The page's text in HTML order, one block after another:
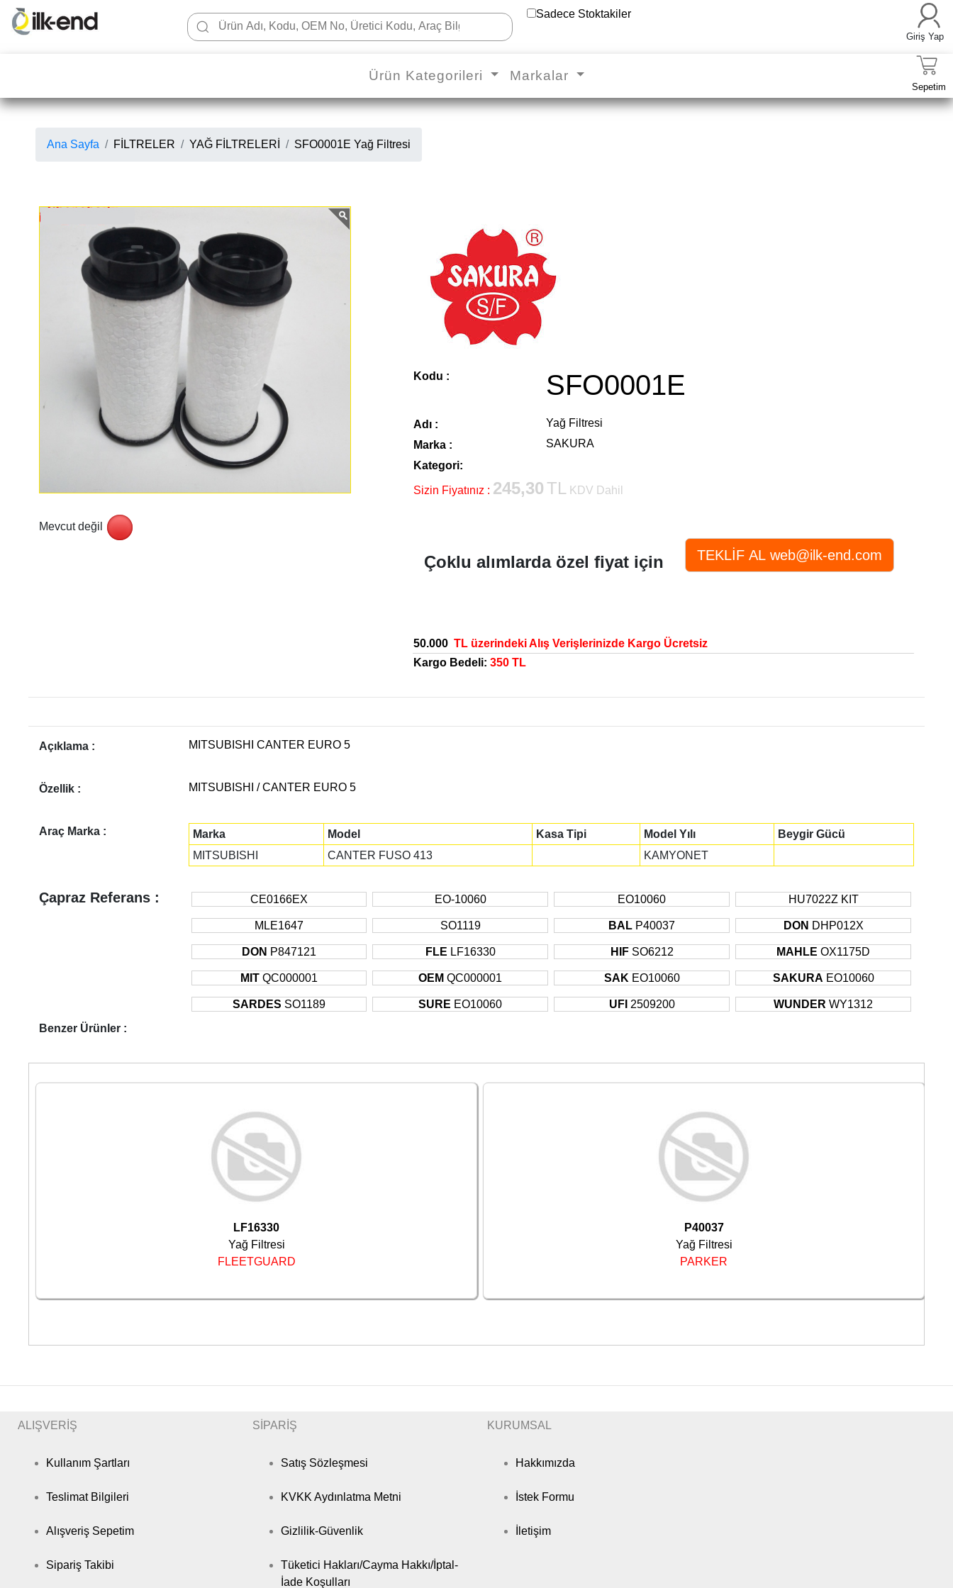
Sadece Stoktakiler
Giriş Yap
Ürün Kategorileri Markalar
Sepetim
Ana Sayfa FİLTRELER YAĞ FİLTRELERİ SFO0001E Yağ Filtresi
Mevcut değil
Kodu : SFO0001E
Adı :
Yağ Filtresi
Marka :
SAKURA
Kategori:
Sizin Fiyatınız : 245,30 TL KDV Dahil
Çoklu alımlarda özel fiyat için
50.000TL üzerindeki Alış Verişlerinizde Kargo Ücretsiz
Kargo Bedeli: 350 TL
Açıklama : MITSUBISHI CANTER EURO 5
Özellik : MITSUBISHI / CANTER EURO 5
Araç Marka : Marka Model Kasa Tipi Model Yılı
Beygir Gücü
MITSUBISHI
CANTER FUSO 413 KAMYONET
Çapraz Referans : CE0166EX EO-10060 EO10060 HU7022Z KIT
MLE1647 SO1119 BAL P40037 DON DHP012X
DON P847121 FLE LF16330 HIF SO6212 MAHLE OX1175D
MIT QC000001 OEM QC000001 SAK EO10060 SAKURA EO10060
SARDES SO1189 SURE EO10060 UFI 2509200 WUNDER WY1312
Benzer Ürünler :
LF16330
Yağ Filtresi
FLEETGUARD
P40037
Yağ Filtresi
PARKER
ALIŞVERİŞ
Kullanım Şartları
Teslimat Bilgileri
Alışveriş Sepetim
Sipariş Takibi
SİPARİŞ
Satış Sözleşmesi
KVKK Aydınlatma Metni
Gizlilik-Güvenlik
Tüketici Hakları/Cayma Hakkı/İptal-
İade Koşulları
KURUMSAL
Hakkımızda
İstek Formu
İletişim